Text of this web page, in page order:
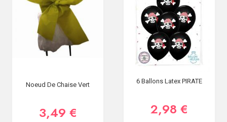
Noeud De Chaise Vert
3,49 €
6 Ballons Latex PIRATE
2,98 €